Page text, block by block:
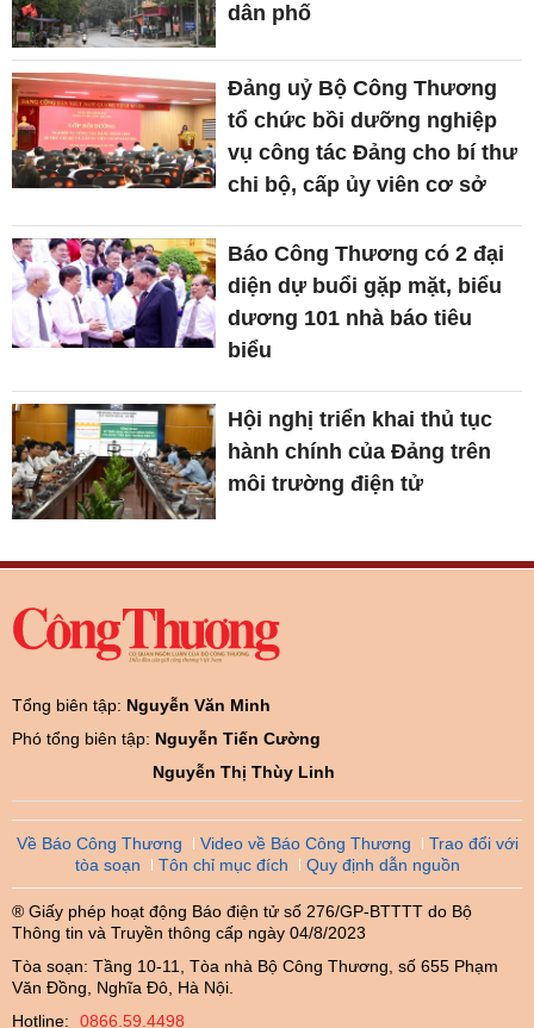
dân phố
Đảng uỷ Bộ Công Thương
tổ chức bồi dưỡng nghiệp
vụ công tác Đảng cho bí thư
chi bộ, cấp ủy viên cơ sở
Báo Công Thương có 2 đại
diện dự buổi gặp mặt, biểu
dương 101 nhà báo tiêu
biểu
Hội nghị triển khai thủ tục
hành chính của Đảng trên
môi trường điện tử
Tổng biên tập: Nguyễn Văn Minh
Phó tổng biên tập: Nguyễn Tiến Cường
Nguyễn Thị Thùy Linh
Về Báo Công Thương Video về Báo Công Thương
Trao đổi với
tòa soạn
Tôn chỉ mục đích Quy định dẫn nguồn
® Giấy phép hoạt động Báo điện tử số 276/GP-BTTTT do Bộ
Thông tin và Truyền thông cấp ngày 04/8/2023
Tòa soạn: Tầng 10-11, Tòa nhà Bộ Công Thương, số 655 Phạm
Văn Đồng, Nghĩa Đô, Hà Nội.
Hotline:
0866.59.4498